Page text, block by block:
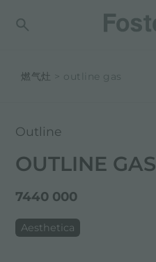
燃气灶 outline gas
Outline
OUTLINE GAS
7440 000
Aesthetica